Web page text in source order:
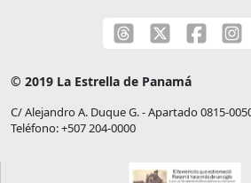
© 2019 La Estrella de Panamá
C/ Alejandro A. Duque G. - Apartado 0815-
Teléfono: +507 204-0000